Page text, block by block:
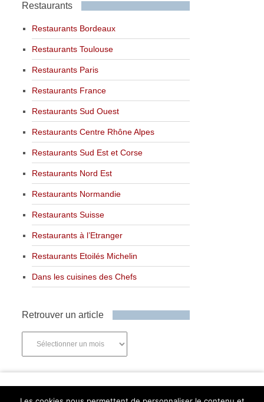
Restaurants
Restaurants Bordeaux
Restaurants Toulouse
Restaurants Paris
Restaurants France
Restaurants Sud Ouest
Restaurants Centre Rhône Alpes
Restaurants Sud Est et Corse
Restaurants Nord Est
Restaurants Normandie
Restaurants Suisse
Restaurants à l’Etranger
Restaurants Etoilés Michelin
Dans les cuisines des Chefs
Retrouver un article